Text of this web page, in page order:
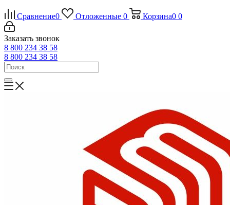
Сравнение0 Отложенные 0 Корзина0 0
Заказать звонок
8 800 234 38 58
8 800 234 38 58